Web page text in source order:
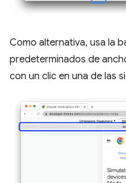
Como alternativa, usa la
predeterminados de
con un clic en una de las